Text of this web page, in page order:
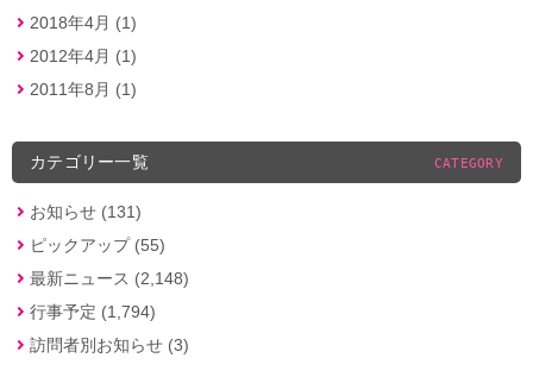
2018年4月 (1)
2012年4月 (1)
2011年8月 (1)
カテゴリー一覧 CATEGORY
お知らせ (131)
ピックアップ (55)
最新ニュース (2,148)
行事予定 (1,794)
訪問者別お知らせ (3)